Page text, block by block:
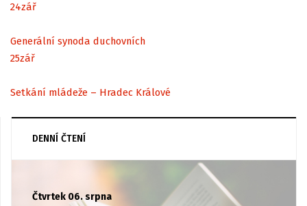
24zář
Generální synoda duchovních
25zář
Setkání mládeže – Hradec Králové
DENNÍ ČTENÍ
Čtvrtek 06. srpna